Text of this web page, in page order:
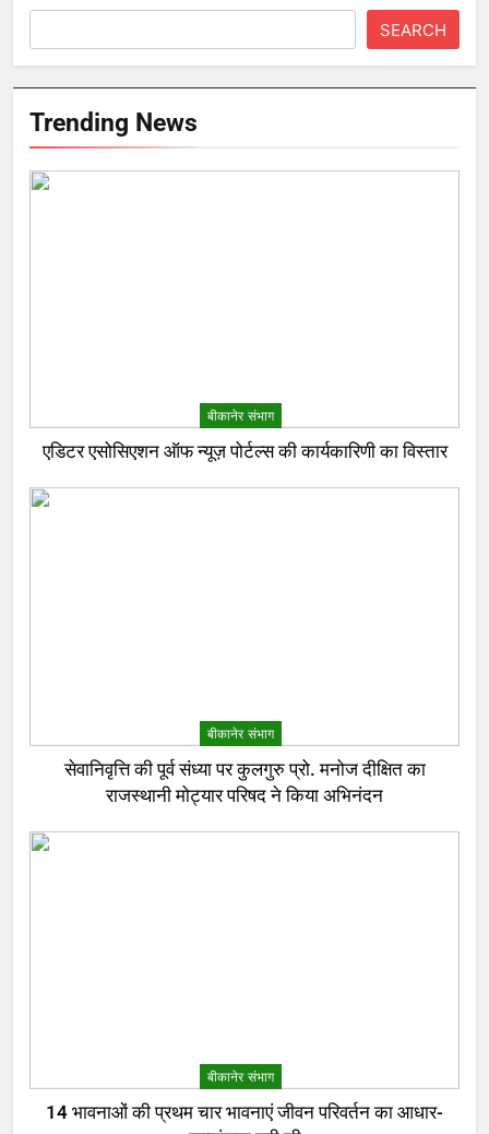
SEARCH
Trending News
बीकानेर संभाग
एडिटर एसोसिएशन ऑफ न्यूज़ पोर्टल्स की कार्यकारिणी का विस्तार
बीकानेर संभाग
सेवानिवृत्ति की पूर्व संध्या पर कुलगुरु प्रो. मनोज दीक्षित का
राजस्थानी मोट्यार परिषद ने किया अभिनंदन
बीकानेर संभाग
14 भावनाओं की प्रथम चार भावनाएं जीवन परिवर्तन का आधार-